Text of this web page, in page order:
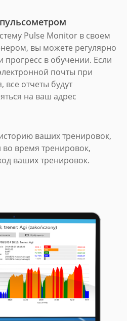
Pulse Monitor в своем
вы можете регулярно
в обучении. Если
почты при
все отчеты будут
на ваш адрес
ваших тренировок,
во время тренировок,
ваших тренировок.